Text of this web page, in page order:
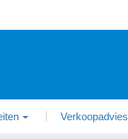
Verkoopadvies